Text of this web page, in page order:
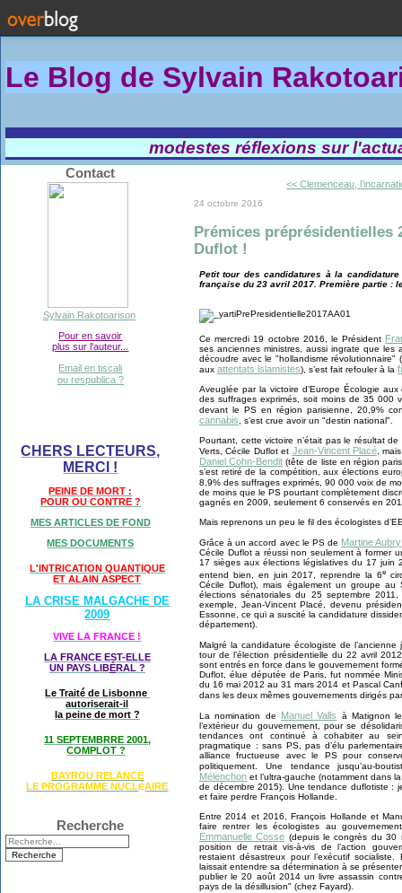
Le Blog de Sylvain Rakotoa
modestes réflexions sur
Contact
Sylvain Rakotoarison
Pour en savoir
plus sur l'auteur...
Email en tiscali
ou respublica ?
CHERS LECTEURS,
MERCI !
PEINE DE MORT :
POUR OU CONTRE ?
MES ARTICLES DE FOND
MES DOCUMENTS
L'INTRICATION QUANTIQUE
ET ALAIN ASPECT
LA CRISE MALGACHE DE
2009
VIVE LA FRANCE !
LA FRANCE EST-ELLE
UN PAYS LIBÉRAL ?
Le Traité de Lisbonne
autoriserait-il
la peine de mort ?
11 SEPTEMBRRE 2001,
COMPLOT ?
BAYROU RELANCE
LE PROGRAMME NUCLÉAIRE
Recherche
<< Clemenceau,
24 octobre 2016
Prémices préprésidentielles
Duflot !
Petit tour des candidatures à la
française du 23 avril 2017. Première partie :
Ce mercredi 19 octobre 2016, le Président
ses anciennes ministres, aussi ingrate que
découdre avec le "hollandisme révolutionnaire"
aux attentats islamistes), s’est fait refouler à la
Aveuglée par la victoire d’Europe Écologie
des suffrages exprimés, soit moins de 35 000
devant le PS en région parisienne, 20,9%
cannabis , s’est crue avoir un "destin national".
Pourtant, cette victoire n’était pas le résultat
Verts, Cécile Duflot et Jean-Vincent Placé,
Daniel Cohn-Bendit (tête de liste en région
s’est retiré de la compétition, aux élections
8,9% des suffrages exprimés, 90 000 voix de
de moins que le PS pourtant complètement
gagnés en 2009, seulement 6 conservés en
Mais reprenons un peu le fil des écologistes
Grâce à un accord avec le PS de Martine Aubry
Cécile Duflot a réussi non seulement à former
17 sièges aux élections législatives du 17 juin
entend bien, en juin 2017, reprendre la 6e
Cécile Duflot), mais également un groupe
élections sénatoriales du 25 septembre
exemple, Jean-Vincent Placé, devenu
Essonne, ce qui a suscité la candidature
département).
Malgré la candidature écologiste de
tour de l’élection présidentielle du 22 avril
sont entrés en force dans le gouvernement
Duflot, élue députée de Paris, fut nommée
du 16 mai 2012 au 31 mars 2014 et Pascal
dans les deux mêmes gouvernements dirigés
La nomination de Manuel Valls
à Matignon
l’extérieur du gouvernement, pour se
tendances ont continué à cohabiter au
pragmatique : sans PS, pas d’élu
alliance fructueuse avec le PS pour
politiquement. Une tendance jusqu’au-
Mélenchon et l’ultra-gauche (notamment dans
de décembre 2015). Une tendance duflotiste :
et faire perdre François Hollande.
Entre 2014 et 2016, François Hollande et
faire rentrer les écologistes au
Emmanuelle Cosse (depuis le congrès du 30
position de retrait vis-à-vis de l’action
restaient désastreux pour l’exécutif
laissait entendre sa détermination à se
publier le 20 août 2014 un livre assassin
pays de la désillusion" (chez Fayard).